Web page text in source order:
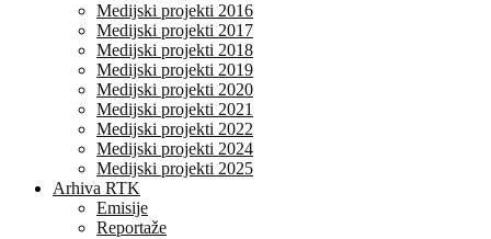
Medijski projekti 2016
Medijski projekti 2017
Medijski projekti 2018
Medijski projekti 2019
Medijski projekti 2020
Medijski projekti 2021
Medijski projekti 2022
Medijski projekti 2024
Medijski projekti 2025
Arhiva RTK
Emisije
Reportaže